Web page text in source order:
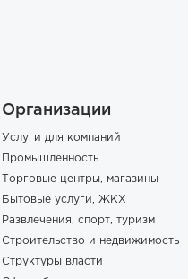
Организации
Услуги для компаний
Промышленность
Торговые центры, магазины
Бытовые услуги, ЖКХ
Развлечения, спорт, туризм
Строительство и недвижимость
Структуры власти